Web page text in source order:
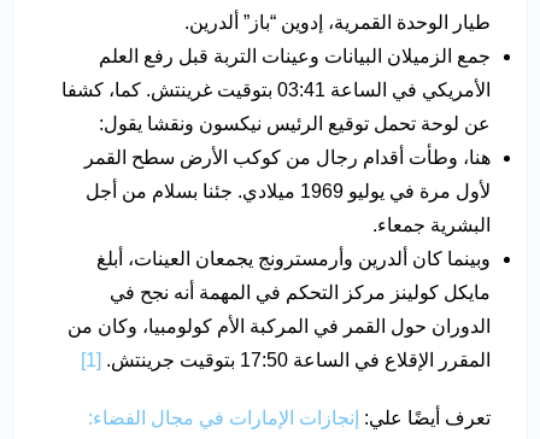
طيار الوحدة القمرية، إدوين “باز” ​​ألدرين.
جمع الزميلان البيانات وعينات التربة قبل رفع العلم
الأمريكي في الساعة 03:41 بتوقيت غرينتش. كما، كشفا
عن لوحة تحمل توقيع الرئيس نيكسون ونقشا يقول:
هنا، وطأت أقدام رجال من كوكب الأرض سطح القمر
لأول مرة في يوليو 1969 ميلادي. جئنا بسلام من أجل
البشرية جمعاء.
وبينما كان ألدرين وأرمسترونج يجمعان العينات، أبلغ
مايكل كولينز مركز التحكم في المهمة أنه نجح في
الدوران حول القمر في المركبة الأم كولومبيا، وكان من
المقرر الإقلاع في الساعة 17:50 بتوقيت جرينتش.
[1]
تعرف أيضًا علي: إنجازات الإمارات في مجال الفضاء: